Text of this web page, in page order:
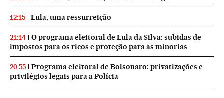
12:15 Lula, uma ressurreição
21:14
O programa eleitoral de Lula da Silva: subidas de
impostos para os ricos e proteção para as minorias
20:55
Programa eleitoral de Bolsonaro: privatizações e
privilégios legais para a Polícia